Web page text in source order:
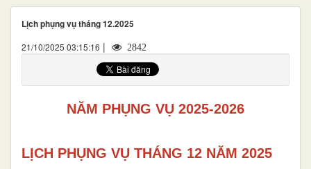
Lịch phụng vụ tháng 12.2025
21/10/2025 03:15:16 | 2842
NĂM PHỤNG VỤ 2025-2026
LỊCH PHỤNG VỤ THÁNG 12 NĂM 2025